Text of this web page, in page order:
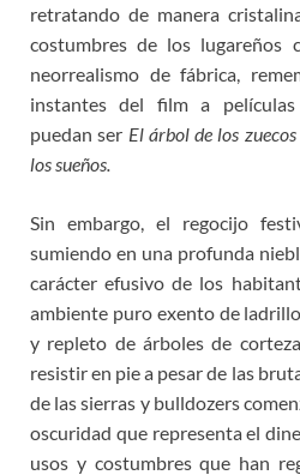
retratando de manera
costumbres de los lugareños
neorrealismo de fábrica,
instantes del film a
puedan ser El árbol de los zuecos
los sueños.
Sin embargo, el regocijo
sumiendo en una profunda
carácter efusivo de los
ambiente puro exento de
y repleto de árboles de
resistir en pie a pesar de las
de las sierras y bulldozers
oscuridad que representa el
usos y costumbres que han